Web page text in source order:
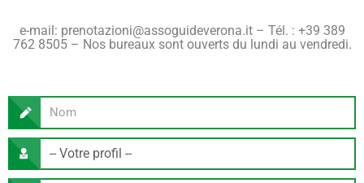
e-mail: prenotazioni@assoguideverona.it – ​​Tél. : +39 389
762 8505 – Nos bureaux sont ouverts du lundi au vendredi.